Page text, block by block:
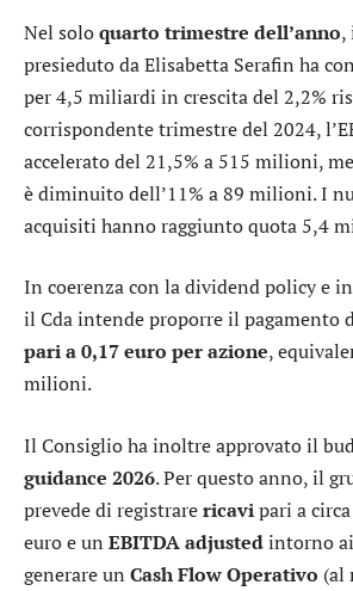
Nel soloquarto trimestre dell’anno,
presieduto da Elisabetta Serafin ha
per 4,5 miliardi in crescita del 2,2%
corrispondente trimestre del 2024,
accelerato del 21,5% a 515 milioni,
è diminuito dell’11% a 89 milioni. I
acquisiti hanno raggiunto quota 5,4
In coerenza con la dividend policy e
il Cda intende proporre il pagamento
pari a 0,17 euro per azione,
milioni.
Il Consiglio ha inoltre approvato il
guidance 2026. Per questo anno, il
prevede di registrarericavipari a
euro e un EBITDA adjustedintorno
generare un Cash Flow Operativo (al